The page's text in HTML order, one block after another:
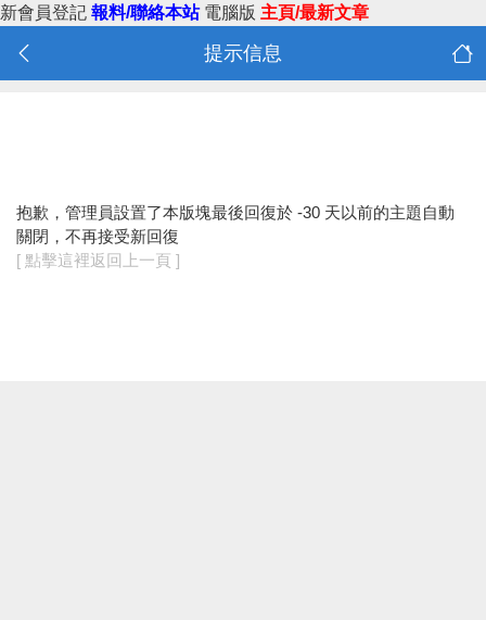
新會員登記 報料/聯絡本站 電腦版 主頁/最新文章
提示信息
抱歉，管理員設置了本版塊最後回復於 -30 天以前的主題自動
關閉，不再接受新回復
[ 點擊這裡返回上一頁 ]